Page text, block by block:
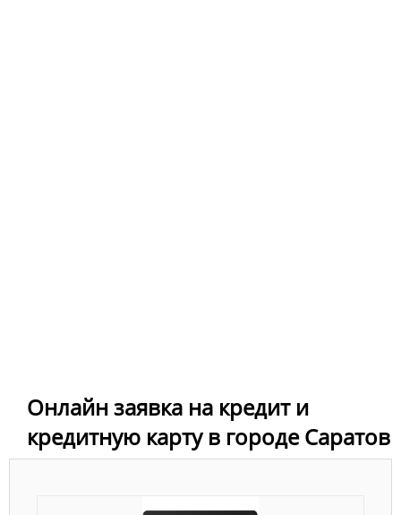
Онлайн заявка на кредит и
кредитную карту в городе Саратов